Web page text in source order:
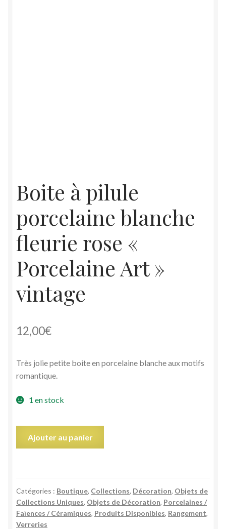
Boite à pilule
porcelaine blanche
fleurie rose «
Porcelaine Art »
vintage
12,00€
Très jolie petite boite en porcelaine blanche aux motifs
romantique.
1 en stock
porcelaine
blanche
fleurie
Ajouter au panier
Catégories : Boutique, Collections, Décoration, Objets de
Collections Uniques, Objets de Décoration, Porcelaines /
Faïences / Céramiques, Produits Disponibles, Rangement,
Verreries